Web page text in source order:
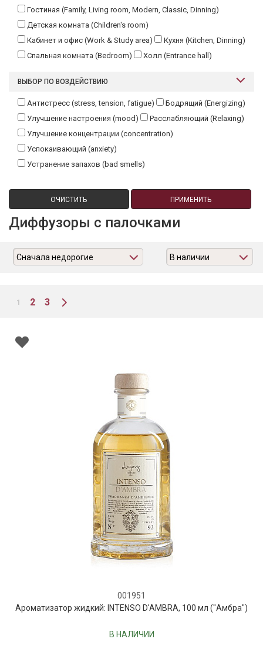
Гостиная (Family, Living room, Modern, Classic, Dinning)
Детская комната (Children's room)
Кабинет и офис (Work & Study area)
Кухня (Kitchen, Dinning)
Спальная комната (Bedroom)
Холл (Entrance hall)
ВЫБОР ПО ВОЗДЕЙСТВИЮ
Антистресс (stress, tension, fatigue)
Бодрящий (Energizing)
Улучшение настроения (mood)
Расслабляющий (Relaxing)
Улучшение концентрации (concentration)
Успокаивающий (anxiety)
Устранение запахов (bad smells)
ОЧИСТИТЬ ПРИМЕНИТЬ
Диффузоры с палочками
Сначала недорогие В наличии
1 2 3
001951
Ароматизатор жидкий: INTENSO D'AMBRA, 100 мл ("Амбра")
В НАЛИЧИИ